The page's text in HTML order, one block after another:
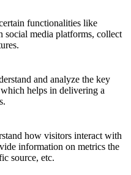
functionalities like
social media platforms, collect
and analyze the key
helps in delivering a
how visitors interact with
information on metrics the
source, etc.